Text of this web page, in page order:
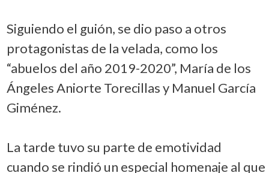
Siguiendo el guión, se dio paso a otros
protagonistas de la velada, como los
“abuelos del año 2019-2020”, María de los
Ángeles Aniorte Torecillas y Manuel García
Giménez.
La tarde tuvo su parte de emotividad
cuando se rindió un especial homenaje al que